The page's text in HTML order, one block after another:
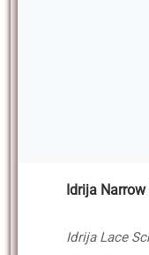
Idrija
Idrija Lace